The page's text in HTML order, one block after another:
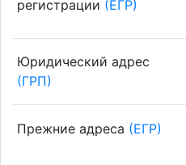
регистрации (ЕГР)
Юридический адрес
(ГРП)
Прежние адреса (ЕГР)